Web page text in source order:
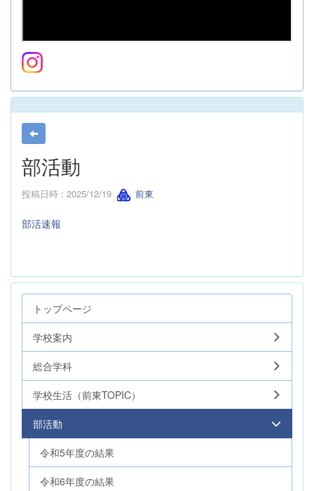
部活動
投稿日時 : 2025/12/19 前東
部活速報
トップページ
学校案内
総合学科
学校生活（前東TOPIC）
部活動
令和5年度の結果
令和6年度の結果